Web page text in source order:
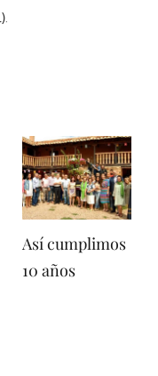
.
Así cumplimos
10 años